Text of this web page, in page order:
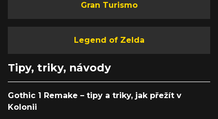
Gran Turismo
Legend of Zelda
Tipy, triky, návody
Gothic 1 Remake – tipy a triky, jak přežít v
Kolonii